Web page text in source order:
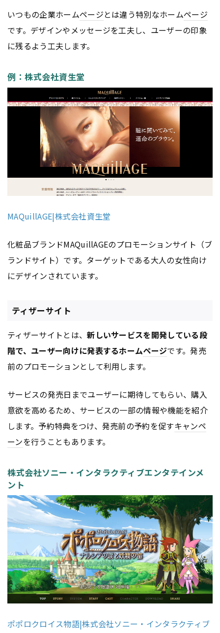
いつもの企業ホームページとは違う特別なホームページ
です。デザインやメッセージを工夫し、ユーザーの印象
に残るよう工夫します。
例：株式会社資生堂
MAQuillAGE|株式会社資生堂
化粧品ブランドMAQuillAGEのプロモーションサイト（ブ
ランドサイト）です。ターゲットである大人の女性向け
にデザインされています。
ティザーサイト
ティザーサイトとは、新しいサービスを開発している段
階で、ユーザー向けに発表するホームページです。発売
前のプロモーションとして利用します。
サービスの発売日までユーザーに期待してもらい、購入
意欲を高めるため、サービスの一部の情報や機能を紹介
します。予約特典をつけ、発売前の予約を促すキャンペ
ーンを行うこともあります。
株式会社ソニー・インタラクティブエンタテインメ
ント
ポポロクロイス物語|株式会社ソニー・インタラクティブ